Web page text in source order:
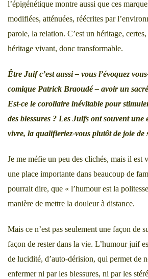
l’épigénétique montre aussi que ces
modifiées, atténuées, réécrites par
parole, la relation. C’est un héritage,
héritage vivant, donc transformable.
Être Juif c’est aussi – vous l’évoquez
comique Patrick Braoudé – avoir un
Est-ce le corollaire inévitable pour
des blessures ? Les Juifs ont souvent
vivre, la qualifieriez-vous plutôt de joie de
Je me méfie un peu des clichés, mais il est
une place importante dans beaucoup de
pourrait dire, que « l’humour est la
manière de mettre la douleur à distance.
Mais ce n’est pas seulement une façon de
façon de rester dans la vie. L’humour juif
de lucidité, d’auto-dérision, qui permet de
enfermer ni par les blessures, ni par les